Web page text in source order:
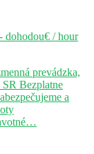
dohodou€ / hour
prevádzka,
Bezplatne
a